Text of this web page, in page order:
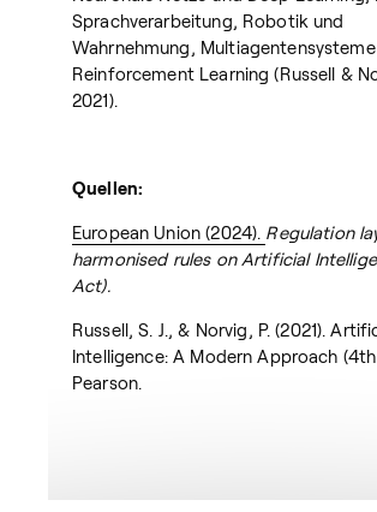
Sprachverarbeitung, Robotik und
Wahrnehmung,
Reinforcement Learning (Russell &
2021).
Quellen:
European Union (2024). Regulation
harmonised rules on Artificial
Act).
Russell, S. J., & Norvig, P. (2021).
Intelligence: A Modern Approach (4th
Pearson.